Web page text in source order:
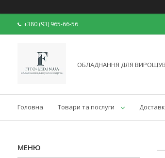
+380 (93) 965-66-56
ОБЛАДНАННЯ ДЛЯ
Головна Товари та послуги